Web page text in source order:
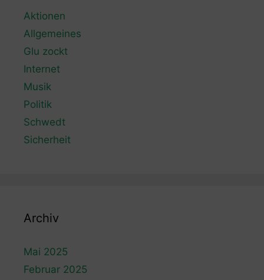
Aktionen
Allgemeines
Glu zockt
Internet
Musik
Politik
Schwedt
Sicherheit
Archiv
Mai 2025
Februar 2025